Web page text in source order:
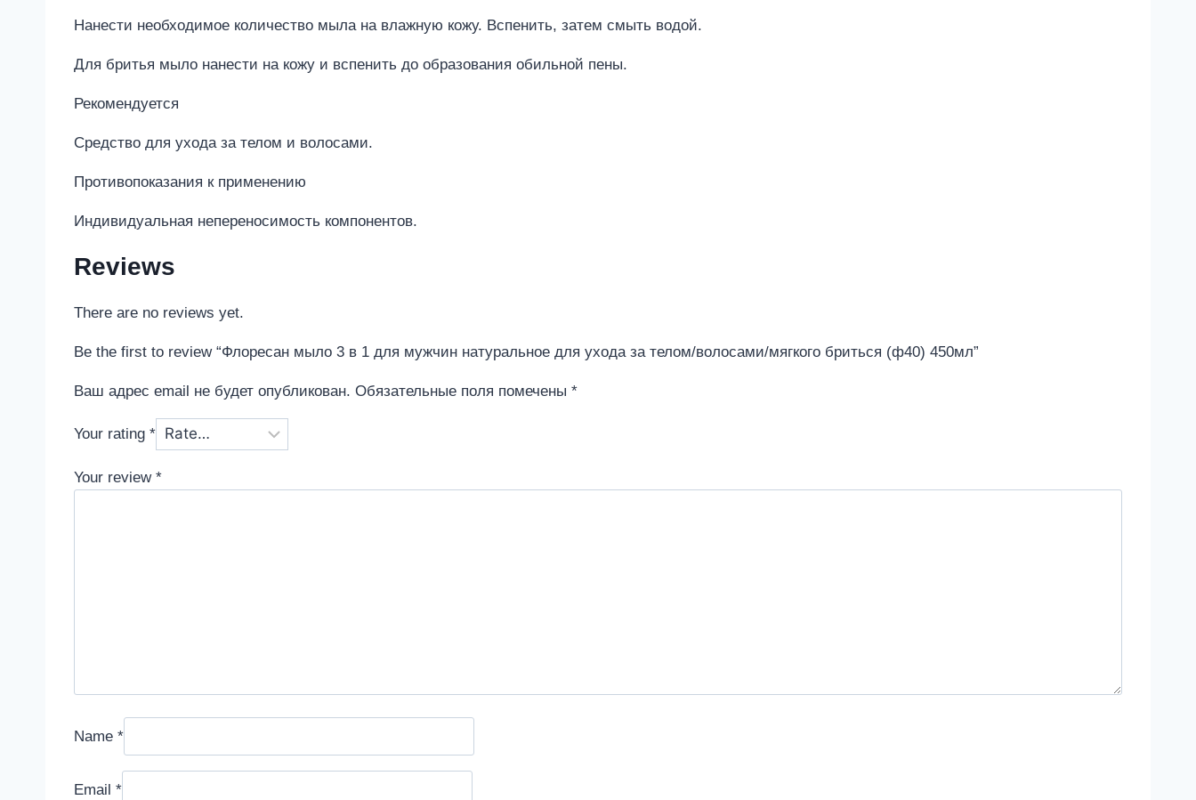
Нанести необходимое количество мыла на влажную кожу. Вспенить, затем смыть водой.
Для бритья мыло нанести на кожу и вспенить до образования обильной пены.
Рекомендуется
Средство для ухода за телом и волосами.
Противопоказания к применению
Индивидуальная непереносимость компонентов.
Reviews
There are no reviews yet.
Be the first to review “Флоресан мыло 3 в 1 для мужчин натуральное для ухода за телом/волосами/мягкого бриться (ф40) 450мл”
Ваш адрес email не будет опубликован. Обязательные поля помечены *
Your rating *
Your review *
Name *
Email *